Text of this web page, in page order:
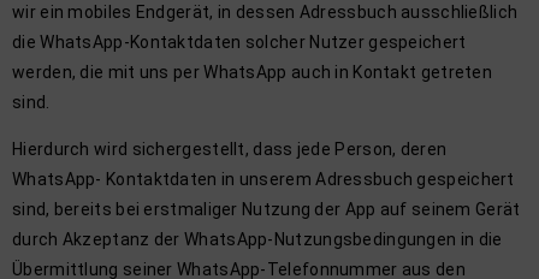
wir ein mobiles Endgerät, in dessen Adressbuch ausschließlich
die WhatsApp-Kontaktdaten solcher Nutzer gespeichert
werden, die mit uns per WhatsApp auch in Kontakt getreten
sind.
Hierdurch wird sichergestellt, dass jede Person, deren
WhatsApp- Kontaktdaten in unserem Adressbuch gespeichert
sind, bereits bei erstmaliger Nutzung der App auf seinem Gerät
durch Akzeptanz der WhatsApp-Nutzungsbedingungen in die
Übermittlung seiner WhatsApp-Telefonnummer aus den